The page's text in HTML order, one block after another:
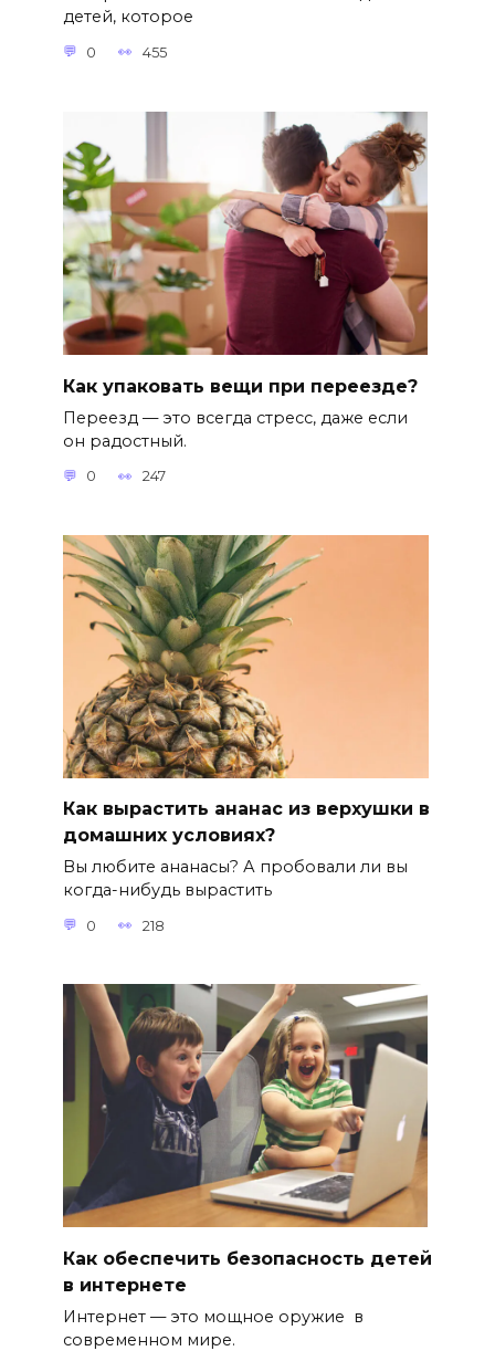
детей, которое
0 455
Как упаковать вещи при переезде?
Переезд — это всегда стресс, даже если
он радостный.
0 247
Как вырастить ананас из верхушки в
домашних условиях?
Вы любите ананасы? А пробовали ли вы
когда-нибудь вырастить
0 218
Как обеспечить безопасность детей
в интернете
Интернет — это мощное оружие в
современном мире.